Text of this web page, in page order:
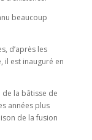
beaucoup
d’après les
il est inauguré en
la bâtisse de
années plus
de la fusion